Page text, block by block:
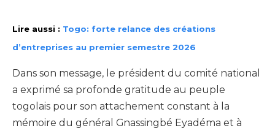
Lire aussi : Togo: forte relance des créations
d’entreprises au premier semestre 2026
Dans son message, le président du comité national
a exprimé sa profonde gratitude au peuple
togolais pour son attachement constant à la
mémoire du général Gnassingbé Eyadéma et à